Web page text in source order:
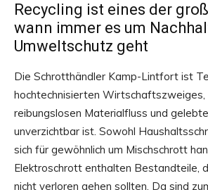
Recycling ist eines der
wann immer es um
Umweltschutz geht
Die Schrotthändler Kamp-Lintfort ist
hochtechnisierten Wirtschaftszweiges,
reibungslosen Materialfluss und
unverzichtbar ist. Sowohl
sich für gewöhnlich um Mischschrott
Elektroschrott enthalten Bestandteile,
nicht verloren gehen sollten. Da sind